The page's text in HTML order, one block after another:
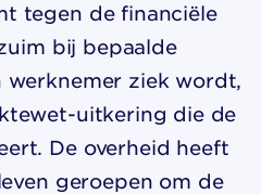
tegen de financiële
bij bepaalde
werknemer ziek wordt,
uitkering die de
De overheid heeft
geroepen om de